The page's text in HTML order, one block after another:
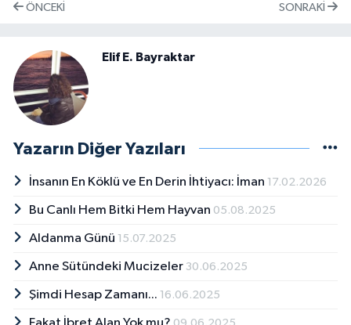
ÖNCEKI SONRAKI
Elif E. Bayraktar
Yazarın Diğer Yazıları
İnsanın En Köklü ve En Derin İhtiyacı: İman 17.02.2026
Bu Canlı Hem Bitki Hem Hayvan 05.08.2025
Aldanma Günü 15.07.2025
Anne Sütündeki Mucizeler 30.06.2025
Şimdi Hesap Zamanı... 16.06.2025